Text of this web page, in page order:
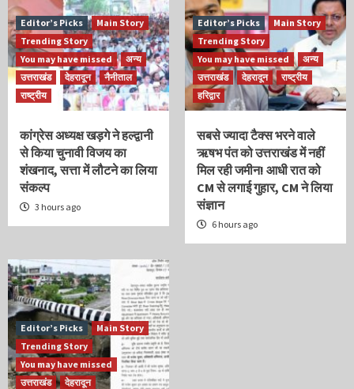
Editor’s Picks
Main Story
Trending Story
You may have missed
अन्य
उत्तराखंड
देहरादून
नैनीताल
राष्ट्रीय
कांग्रेस अध्यक्ष खड़गे ने हल्द्वानी
से किया चुनावी विजय का
शंखनाद, सत्ता में लौटने का लिया
संकल्प
3 hours ago
Editor’s Picks
Main Story
Trending Story
You may have missed
अन्य
उत्तराखंड
देहरादून
राष्ट्रीय
हरिद्वार
सबसे ज्यादा टैक्स भरने वाले
ऋषभ पंत को उत्तराखंड में नहीं
मिल रही जमीन! आधी रात को
CM से लगाई गुहार, CM ने लिया
संज्ञान
6 hours ago
Editor’s Picks
Main Story
Trending Story
You may have missed
उत्तराखंड
देहरादून